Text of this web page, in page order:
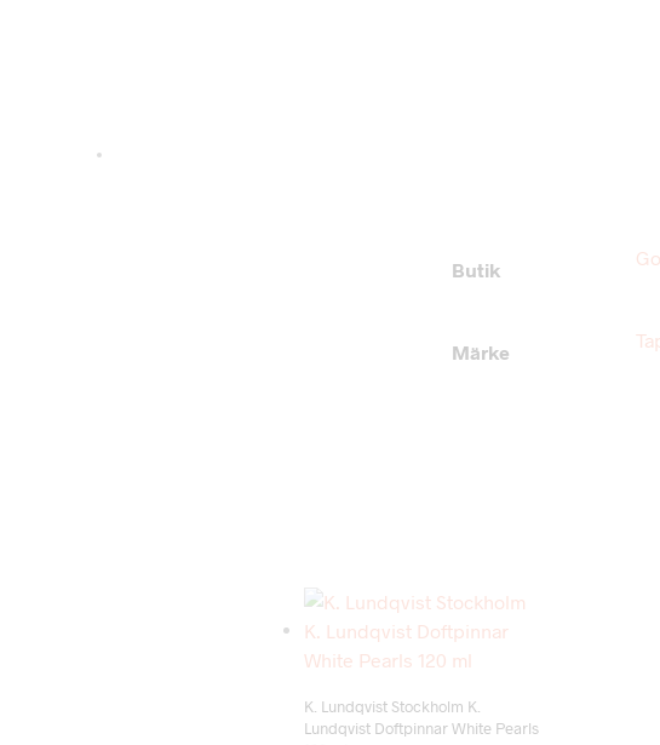
Butik
Märke
Add to wishlist
K. Lundqvist Stockholm K.
Lundqvist Doftpinnar White Pearls